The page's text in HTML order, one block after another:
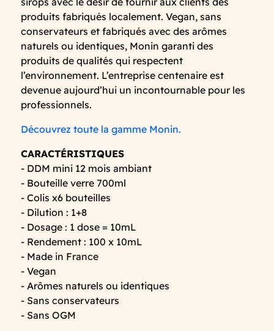
produits fabriqués localement. Vegan, sans
conservateurs et fabriqués avec des arômes
naturels ou identiques, Monin garanti des
produits de qualités qui respectent
l’environnement. L’entreprise centenaire est
devenue aujourd’hui un incontournable pour les
professionnels.
Découvrez toute la gamme Monin.
CARACTÉRISTIQUES
- DDM mini 12 mois ambiant
- Bouteille verre 700ml
- Colis x6 bouteilles
- Dilution : 1+8
- Dosage : 1 dose = 10mL
- Rendement : 100 x 10mL
- Made in France
- Vegan
- Arômes naturels ou identiques
- Sans conservateurs
- Sans OGM